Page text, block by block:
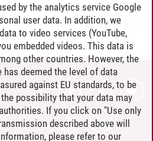
by the analytics service Google
user data. In addition, we
to video services (YouTube,
embedded videos. This data is
other countries. However, the
deemed the level of data
against EU standards, to be
possibility that your data may
If you click on "Use only
described above will
please refer to our